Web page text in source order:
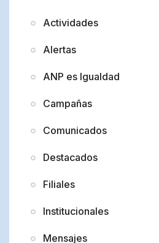
Actividades
Alertas
ANP es Igualdad
Campañas
Comunicados
Destacados
Filiales
Institucionales
Mensajes